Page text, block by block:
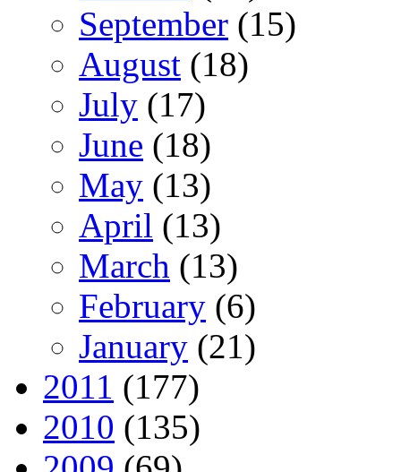
September (15)
August (18)
July (17)
June (18)
May (13)
April (13)
March (13)
February (6)
January (21)
2011 (177)
2010 (135)